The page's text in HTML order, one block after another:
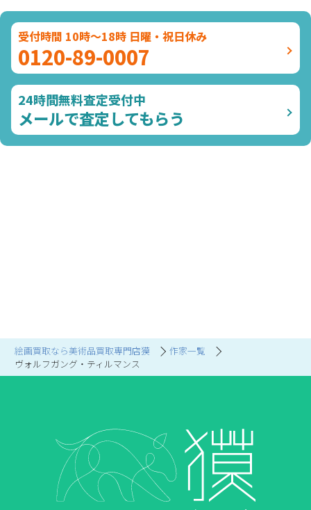
絵画買取なら美術品買取専門店獏
作家一覧
ヴォルフガング・ティルマンス
受付時間 10時～18時 日曜・祝日休み
0120-89-0007
24時間無料査定受付中
メールで査定してもらう